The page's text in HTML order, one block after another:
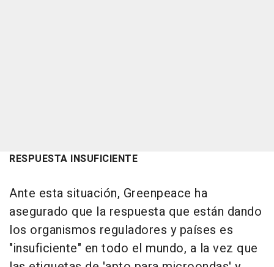
RESPUESTA INSUFICIENTE
Ante esta situación, Greenpeace ha
asegurado que la respuesta que están dando
los organismos reguladores y países es
"insuficiente" en todo el mundo, a la vez que